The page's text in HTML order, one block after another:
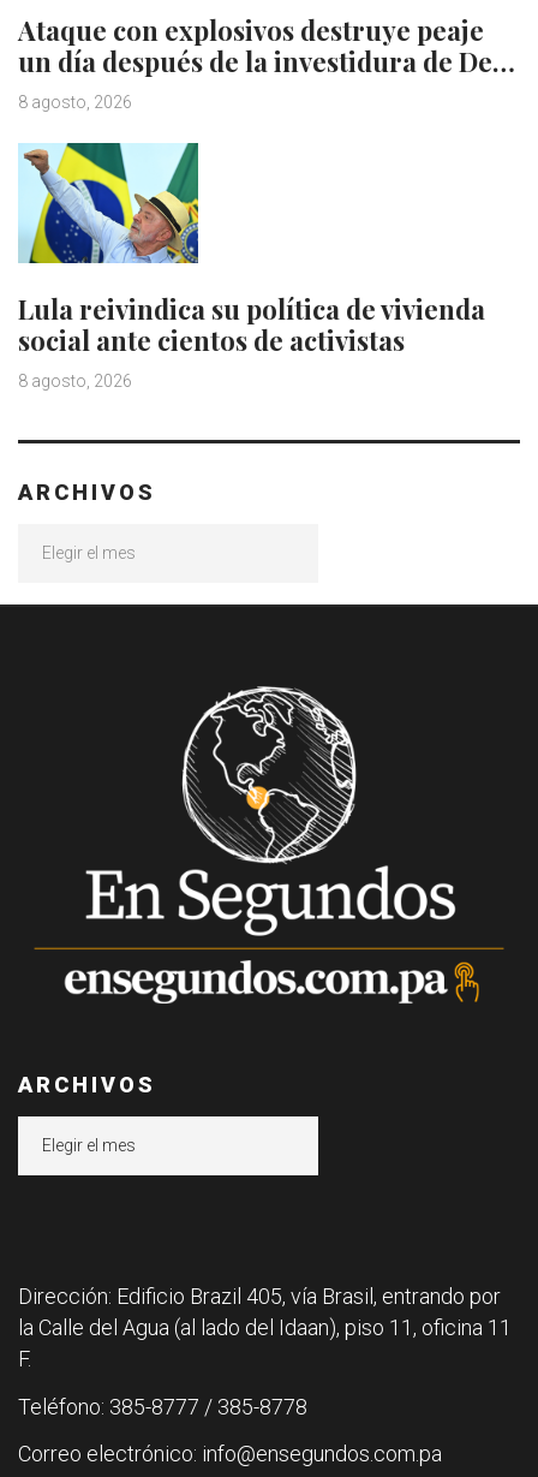
Ataque con explosivos destruye peaje
un día después de la investidura de De…
8 agosto, 2026
Lula reivindica su política de vivienda
social ante cientos de activistas
8 agosto, 2026
ARCHIVOS
ARCHIVOS
Dirección: Edificio Brazil 405, vía Brasil, entrando por
la Calle del Agua (al lado del Idaan), piso 11, oficina 11
F.
Teléfono: 385-8777 / 385-8778
Correo electrónico: info@ensegundos.com.pa